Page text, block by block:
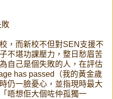
敗
，而新校不但對SEN支援不
不堪功課壓力，整日愁眉苦
自己是個失敗的人，在評估
has passed（我的黃金歲
仍一臉憂心，並指現時最大
唔想佢大個咗仲孤獨一